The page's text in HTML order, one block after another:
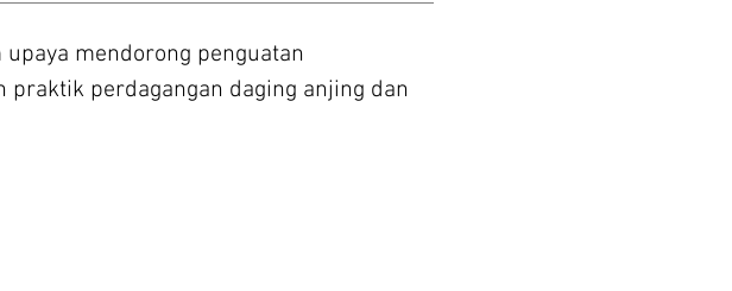
mendorong penguatan
perdagangan daging anjing dan